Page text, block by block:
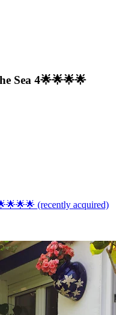
Sea 4🌟🌟🌟🌟
(recently acquired)